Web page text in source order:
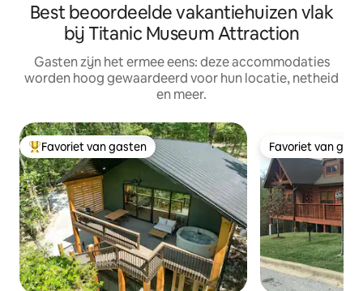
Best beoordeelde vakantiehuizen vlak
bij Titanic Museum Attraction
Gasten zijn het ermee eens: deze accommodaties
worden hoog gewaardeerd voor hun locatie, netheid
en meer.
Topfavoriet van gasten
Favoriet van gasten Favoriet van
Favoriet van